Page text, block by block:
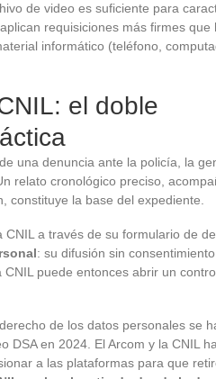
de video es suficiente para
requisiciones más firmes que
informático (teléfono,
el doble
una denuncia ante la policía, la
relato cronológico preciso,
constituye la base del expediente.
a través de su formulario de
: su difusión sin
puede entonces abrir un
de los datos personales se
DSA en 2024. El Arcom y la CNIL
a las plataformas para que